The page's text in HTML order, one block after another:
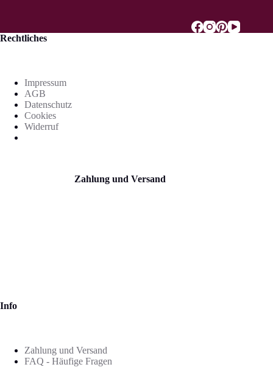
Rechtliches
Impressum
AGB
Datenschutz
Cookies
Widerruf
Zahlung und Versand
Info
Zahlung und Versand
FAQ - Häufige Fragen